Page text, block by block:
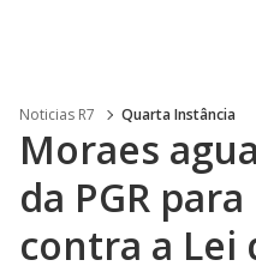
Noticias R7 Quarta Instância
Moraes
da PGR
contra a Lei